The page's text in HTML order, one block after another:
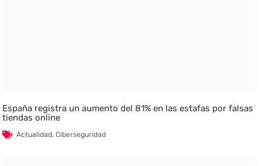
España registra un aumento del 81% en las estafas por falsas
tiendas online
Actualidad,Ciberseguridad